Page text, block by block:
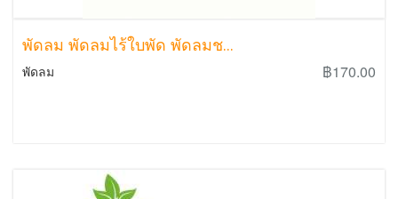
พัดลม พัดลมไร้ใบพัด พัดลมช...
พัดลม ฿170.00